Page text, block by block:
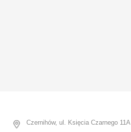
Czernihów, ul. Księcia Czarnego 11A